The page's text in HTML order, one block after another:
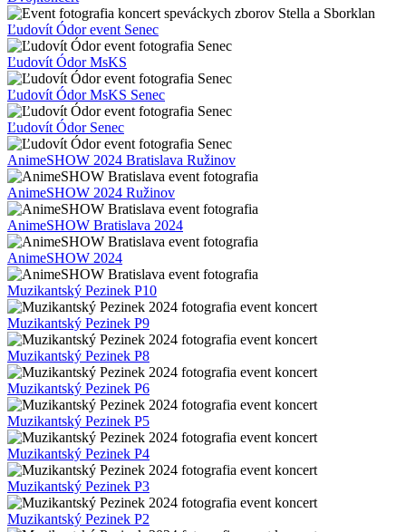
Ľudovít Ódor event Senec
Ľudovít Ódor MsKS
Ľudovít Ódor MsKS Senec
Ľudovít Ódor Senec
AnimeSHOW 2024 Bratislava Ružinov
AnimeSHOW 2024 Ružinov
AnimeSHOW Bratislava 2024
AnimeSHOW 2024
Muzikantský Pezinek P10
Muzikantský Pezinek P9
Muzikantský Pezinek P8
Muzikantský Pezinek P6
Muzikantský Pezinek P5
Muzikantský Pezinek P4
Muzikantský Pezinek P3
Muzikantský Pezinek P2